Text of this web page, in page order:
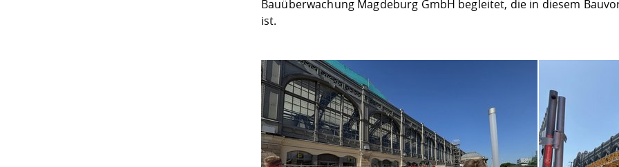
Bauüberwachung Magdeburg GmbH begleitet, die in diesem
ist.